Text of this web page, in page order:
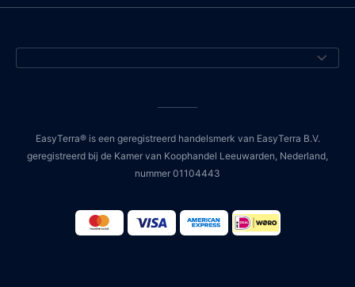
EasyTerra® is een geregistreerd handelsmerk van EasyTerra B.V.
geregistreerd bij de Kamer van Koophandel Leeuwarden, Nederland,
nummer 01104443